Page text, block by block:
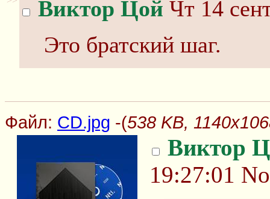
Виктор Цой Чт 14
Это братский шаг.
Файл: CD.jpg -(538 KB,
Виктор
19:27:01